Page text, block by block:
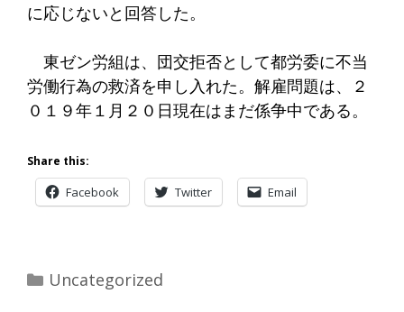
に応じないと回答した。
東ゼン労組は、団交拒否として都労委に不当
労働行為の救済を申し入れた。解雇問題は、２
０１９年１月２０日現在はまだ係争中である。
Share this:
Facebook Twitter Email
Categories
Uncategorized